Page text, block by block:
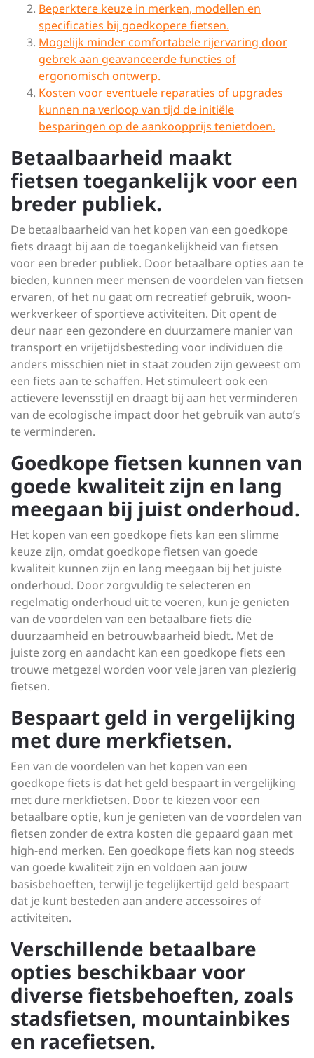
Beperktere keuze in merken, modellen en
specificaties bij goedkopere fietsen.
Mogelijk minder comfortabele rijervaring door
gebrek aan geavanceerde functies of
ergonomisch ontwerp.
Kosten voor eventuele reparaties of upgrades
kunnen na verloop van tijd de initiële
besparingen op de aankoopprijs tenietdoen.
Betaalbaarheid maakt
fietsen toegankelijk voor een
breder publiek.
De betaalbaarheid van het kopen van een goedkope
fiets draagt bij aan de toegankelijkheid van fietsen
voor een breder publiek. Door betaalbare opties aan te
bieden, kunnen meer mensen de voordelen van fietsen
ervaren, of het nu gaat om recreatief gebruik, woon-
werkverkeer of sportieve activiteiten. Dit opent de
deur naar een gezondere en duurzamere manier van
transport en vrijetijdsbesteding voor individuen die
anders misschien niet in staat zouden zijn geweest om
een fiets aan te schaffen. Het stimuleert ook een
actievere levensstijl en draagt bij aan het verminderen
van de ecologische impact door het gebruik van auto’s
te verminderen.
Goedkope fietsen kunnen van
goede kwaliteit zijn en lang
meegaan bij juist onderhoud.
Het kopen van een goedkope fiets kan een slimme
keuze zijn, omdat goedkope fietsen van goede
kwaliteit kunnen zijn en lang meegaan bij het juiste
onderhoud. Door zorgvuldig te selecteren en
regelmatig onderhoud uit te voeren, kun je genieten
van de voordelen van een betaalbare fiets die
duurzaamheid en betrouwbaarheid biedt. Met de
juiste zorg en aandacht kan een goedkope fiets een
trouwe metgezel worden voor vele jaren van plezierig
fietsen.
Bespaart geld in vergelijking
met dure merkfietsen.
Een van de voordelen van het kopen van een
goedkope fiets is dat het geld bespaart in vergelijking
met dure merkfietsen. Door te kiezen voor een
betaalbare optie, kun je genieten van de voordelen van
fietsen zonder de extra kosten die gepaard gaan met
high-end merken. Een goedkope fiets kan nog steeds
van goede kwaliteit zijn en voldoen aan jouw
basisbehoeften, terwijl je tegelijkertijd geld bespaart
dat je kunt besteden aan andere accessoires of
activiteiten.
Verschillende betaalbare
opties beschikbaar voor
diverse fietsbehoeften, zoals
stadsfietsen, mountainbikes
en racefietsen.